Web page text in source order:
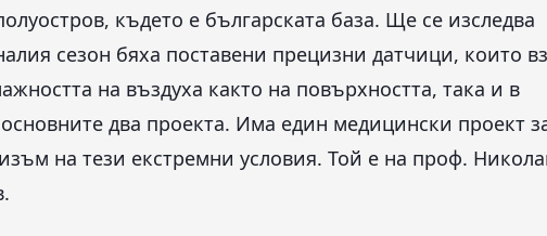
където е българската база. Ще се изследва
сезон бяха поставени прецизни датчици, които
на въздуха както на повърхността, така и в
два проекта. Има един медицински проект
на тези екстремни условия. Той е на проф.